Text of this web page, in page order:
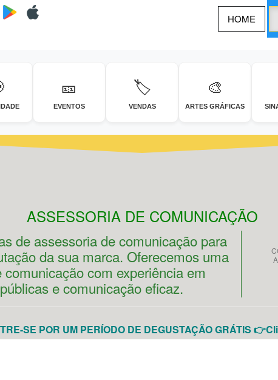
HOME
🎫
EVENTOS
🏷️
VENDAS
🎨
ARTES GRÁFICAS
ASSESSORIA DE COMUNICAÇÃO
de assessoria de comunicação para
da sua marca. Oferecemos uma
com experiência em
e comunicação eficaz.
SE POR UM PERÍODO DE DEGUSTAÇÃO GRÁTIS